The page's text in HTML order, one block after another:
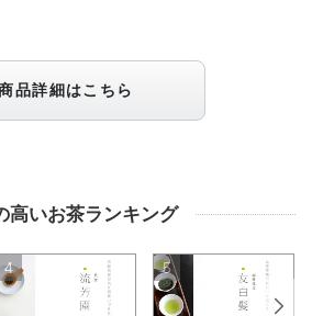
品詳細はこちら
高いお茶ランキング